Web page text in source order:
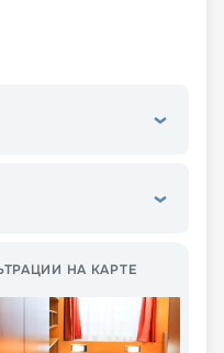
НА КАРТЕ